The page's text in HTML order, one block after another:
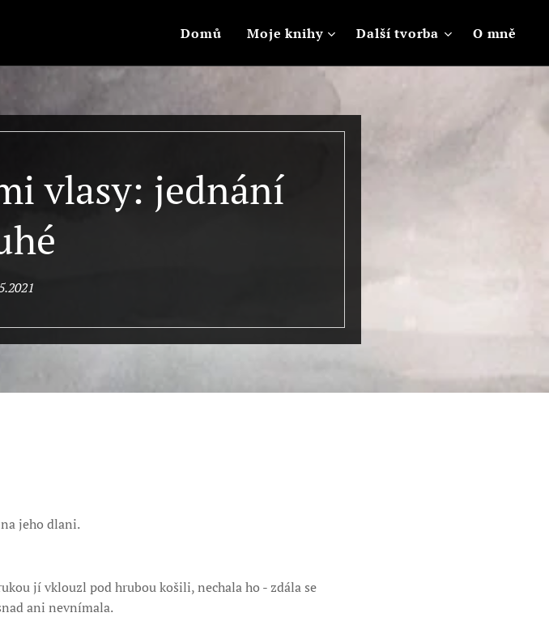
Domů Moje knihy Další tvorba O mně
vlasy: jednání
jeho dlani.
jí vklouzl pod hrubou košili, nechala ho - zdála se
ani nevnímala.